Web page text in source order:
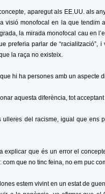
aparegut als EE.UU. als
visió monofocal en la que
la mirada monofocal cau en
preferia parlar de
la raça no existeix.
hi ha persones amb un aspecte
aquesta diferència, tot
ulleres del racisme, igual que
explicar que és un error el
que no tinc feina, no em puc
estem vivint en un estat de